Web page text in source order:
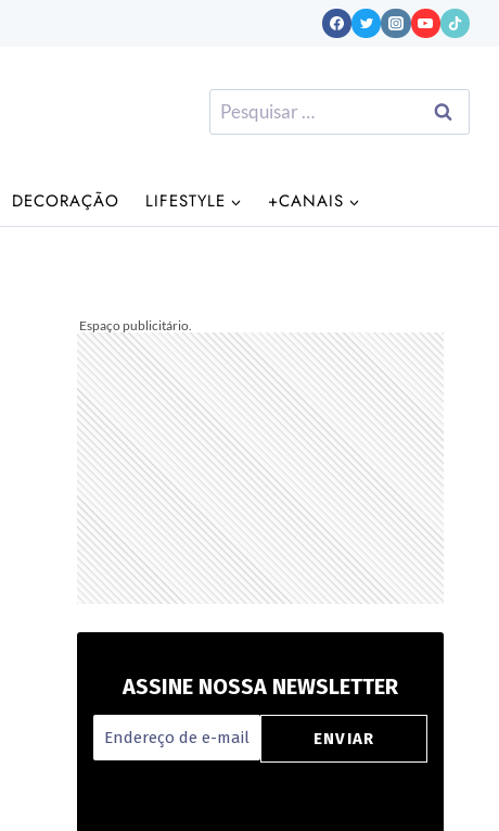
Pesquisar
por:
DECORAÇÃO LIFESTYLE +CANAIS
ASSINE NOSSA NEWSLETTER